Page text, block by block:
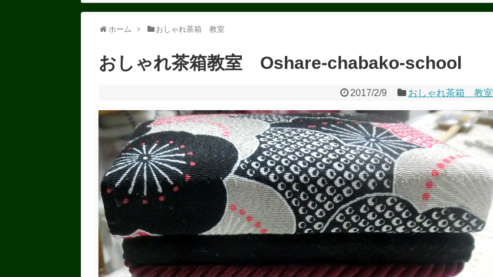
ホーム おしゃれ茶箱 教室
おしゃれ茶箱教室 Oshare-chabako-school
2017/2/9 おしゃれ茶箱 教室